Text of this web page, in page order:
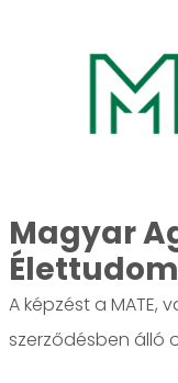
Magyar
A képzést a MATE,
szerződésben álló